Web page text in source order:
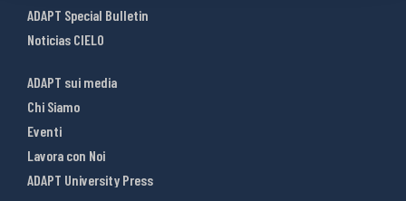
ADAPT Special Bulletin
Noticias CIELO
ADAPT sui media
Chi Siamo
Eventi
Lavora con Noi
ADAPT University Press